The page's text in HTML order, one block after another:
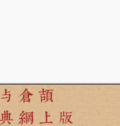
倉頡
網上版